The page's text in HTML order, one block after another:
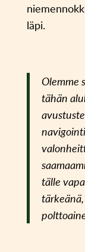
läpi.
Olemme
tähän
tälle